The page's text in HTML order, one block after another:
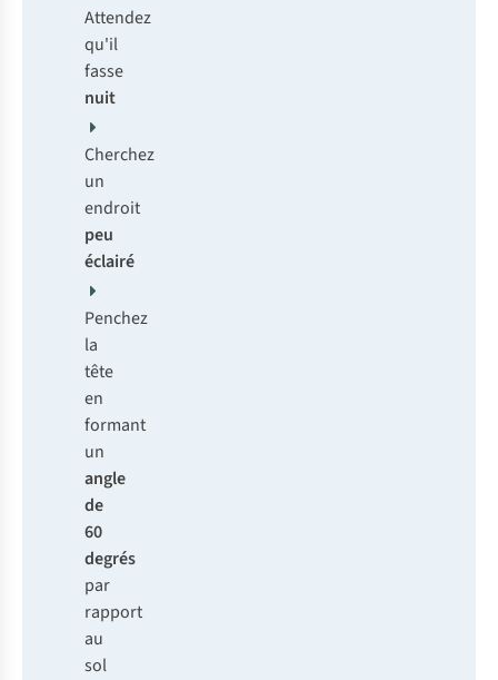
Attendez
qu'il
fasse
nuit
Cherchez
un
endroit
peu
éclairé
Penchez
la
tête
en
formant
un
angle
de
60
degrés
par
rapport
au
sol